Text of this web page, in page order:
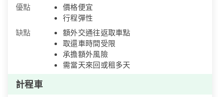
優點
價格便宜
行程彈性
缺點
額外交通往返取車點
取還車時間受限
承擔額外風險
需當天來回或租多天
計程車